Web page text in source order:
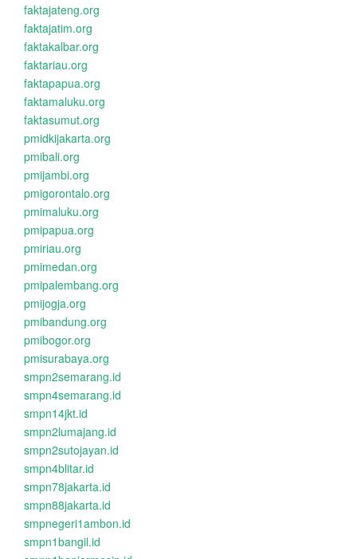
faktajateng.org
faktajatim.org
faktakalbar.org
faktariau.org
faktapapua.org
faktamaluku.org
faktasumut.org
pmidkijakarta.org
pmibali.org
pmijambi.org
pmigorontalo.org
pmimaluku.org
pmipapua.org
pmiriau.org
pmimedan.org
pmipalembang.org
pmijogja.org
pmibandung.org
pmibogor.org
pmisurabaya.org
smpn2semarang.id
smpn4semarang.id
smpn14jkt.id
smpn2lumajang.id
smpn2sutojayan.id
smpn4blitar.id
smpn78jakarta.id
smpn88jakarta.id
smpnegeri1ambon.id
smpn1bangil.id